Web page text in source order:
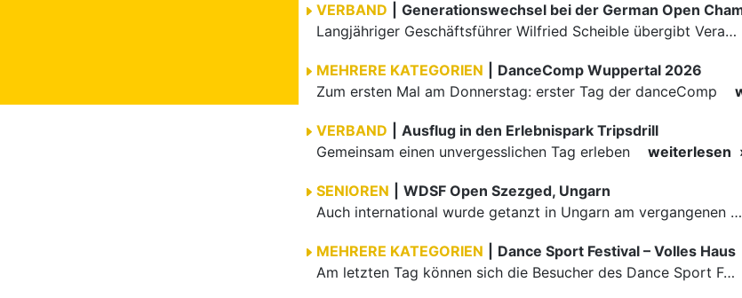
VERBAND
Generationswechsel bei der German Open
Langjähriger Geschäftsführer Wilfried Scheible übergibt Verantwortung an Stephen Harnisch und Bernd Roßnagel Stuttgart, den 30. Juni 2026.
MEHRERE KATEGORIEN
DanceComp Wuppertal 2026
Zum ersten Mal am Donnerstag: erster Tag der danceComp
VERBAND
Ausflug in den Erlebnispark Tripsdrill
Gemeinsam einen unvergesslichen Tag erleben
weiterlesen
SENIOREN
WDSF Open Szezged, Ungarn
Auch international wurde getanzt in Ungarn am vergangenen Wochenende
MEHRERE KATEGORIEN
Dance Sport Festival – Volles Haus
Am letzten Tag können sich die Besucher des Dance Sport Festivals erneut auf internationale Festivalatmosphäre freuen. Die knapp 1200 Aktiven vertreten mit Deutschland 43 Nationen. Mit Paaren aus 15…